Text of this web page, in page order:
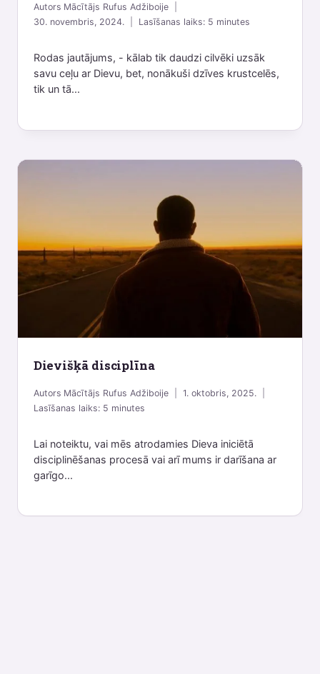
Autors Mācītājs Rufus Adžiboije
30. novembris, 2024.
Lasīšanas laiks:5 minutes
Rodas jautājums, - kālab tik daudzi cilvēki uzsāk
savu ceļu ar Dievu, bet, nonākuši dzīves krustcelēs,
tik un tā...
Dievišķā disciplīna
Autors Mācītājs Rufus Adžiboije
1. oktobris, 2025.
Lasīšanas laiks:5 minutes
Lai noteiktu, vai mēs atrodamies Dieva iniciētā
disciplinēšanas procesā vai arī mums ir darīšana ar
garīgo...